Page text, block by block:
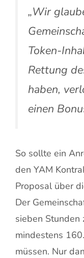
„Wir
Token-
Rettung
haben,
einen
So sollte ein
den YAM
Proposal über
Der
sieben Stunden
mindestens
müssen. Nur